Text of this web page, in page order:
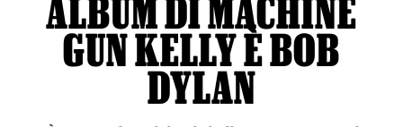
ALBUM DI MACHINE
GUN KELLY È BOB
DYLAN